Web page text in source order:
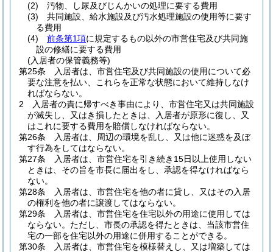
(2)
汚物、し尿及びじんかいの処理に要する費用
(3)
共同施設、給水施設及び汚水処理施設の使用等に要す
る費用
(4)
前条第1項に規定するもの以外の市営住宅及び共同施
設の修繕に要する費用
(入居者の保管義務等)
第25条
入居者は、市営住宅及び共同施設の使用について必
要な注意を払い、これらを正常な状態において維持しなけ
ればならない。
2
入居者の責に帰すべき事由により、市営住宅又は共同施設
が滅失し、又はき損したときは、入居者が原形に復し、又
はこれに要する費用を賠償しなければならない。
第26条
入居者は、周辺の環境を乱し、又は他に迷惑を及ぼ
す行為をしてはならない。
第27条
入居者は、市営住宅を引き続き15日以上使用しない
ときは、その旨を市長に届出をし、承認を得なければなら
ない。
第28条
入居者は、市営住宅を他の者に貸し、又はその入居
の権利を他の者に譲渡してはならない。
第29条
入居者は、市営住宅を住宅以外の用途に使用しては
ならない。 ただし、市長の承認を得たときは、当該市営住
宅の一部を住宅以外の用途に併用することができる。
第30条
入居者は、市営住宅を模様替えし、又は増築しては